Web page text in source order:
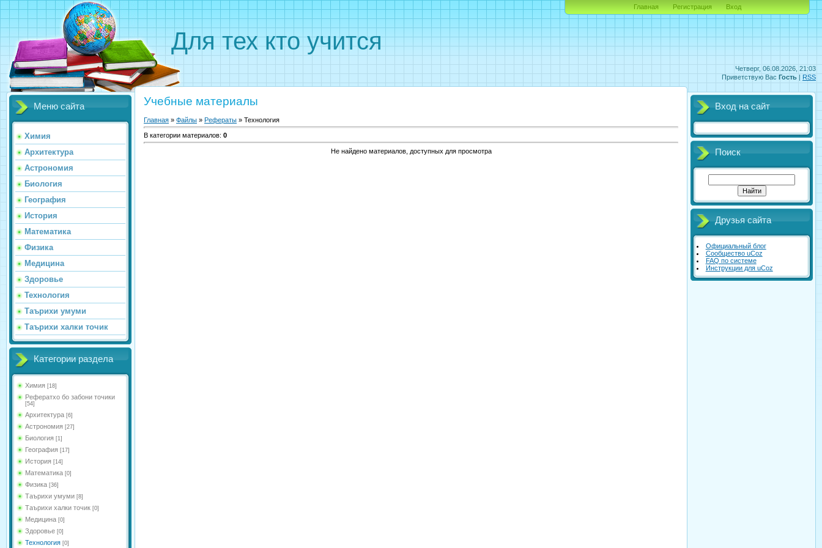
Четверг, 06.08.2026, 21:03
Приветствую Вас Гость | RSS
Для тех кто учится
Главная Регистрация Вход
Меню сайта
Химия
Архитектура
Астрономия
Биология
География
История
Математика
Физика
Медицина
Здоровье
Технология
Таърихи умуми
Таърихи халки точик
Категории раздела
Химия [18]
Рефератхо бо забони точики
[54]
Архитектура [6]
Астрономия [27]
Биология [1]
География [17]
История [14]
Математика [0]
Физика [36]
Таърихи умуми [8]
Таърихи халки точик [0]
Медицина [0]
Здоровье [0]
Технология [0]
Учебные материалы
Главная » Файлы » Рефераты » Технология
В категории материалов: 0
Не найдено материалов, доступных для просмотра
Вход на сайт
Поиск
Друзья сайта
Официальный блог
Сообщество uCoz
FAQ по системе
Инструкции для uCoz